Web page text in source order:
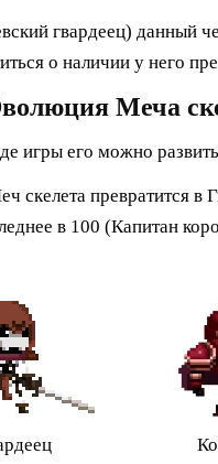
гвардеец) данный
о наличии у него
Меча
игры его можно
скелета превратится в
в 100 (Капитан